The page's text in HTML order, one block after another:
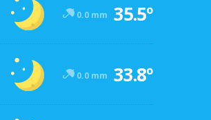
0.0 mm 35.5º
0.0 mm 33.8º